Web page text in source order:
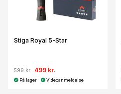
Stiga Royal 5-Star
599 kr. 499 kr.
På lager Videoanmeldelse